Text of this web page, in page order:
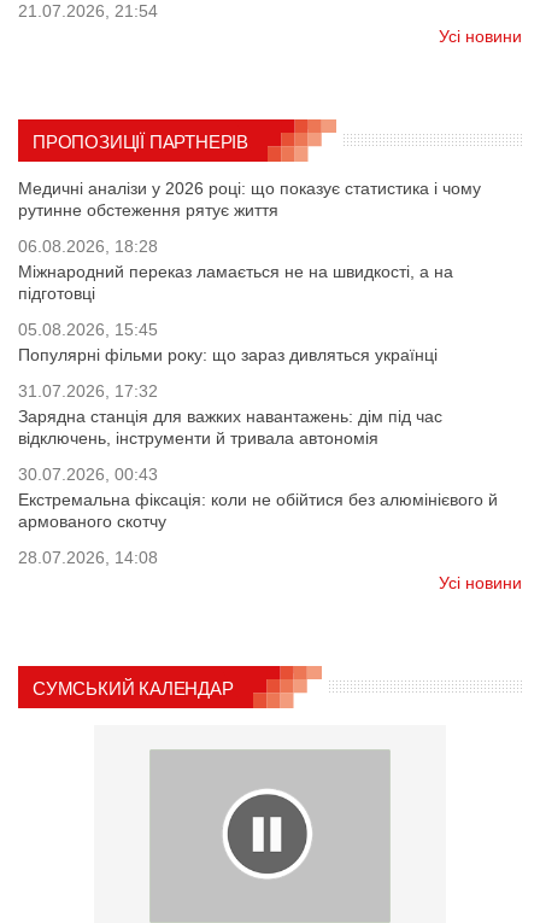
21.07.2026, 21:54
Усі новини
ПРОПОЗИЦІЇ ПАРТНЕРІВ
Медичні аналізи у 2026 році: що показує статистика і чому
рутинне обстеження рятує життя
06.08.2026, 18:28
Міжнародний переказ ламається не на швидкості, а на
підготовці
05.08.2026, 15:45
Популярні фільми року: що зараз дивляться українці
31.07.2026, 17:32
Зарядна станція для важких навантажень: дім під час
відключень, інструменти й тривала автономія
30.07.2026, 00:43
Екстремальна фіксація: коли не обійтися без алюмінієвого й
армованого скотчу
28.07.2026, 14:08
Усі новини
СУМСЬКИЙ КАЛЕНДАР